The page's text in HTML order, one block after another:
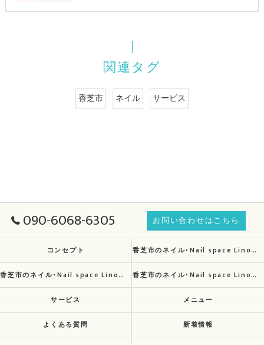
関連タグ
香芝市 ネイル サービス
090-6068-6305 お問い合わせはこちら
コンセプト 香芝市のネイル･Nail space Linoの口コミ情報
香芝市のネイル･Nail space Linoの評判 香芝市のネイル･Nail space Linoのお客様の声
サービス メニュー
よくある質問 新着情報